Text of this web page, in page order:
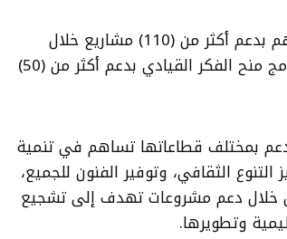
وأضافت أن برنامج منح الأدب والفنون ساهم بدعم أكثر من (110) مشاريع خلال
السنوات الخمس الماضية، بينما ساهم برنامج منح الفكر القيادي بدعم أكثر من (50)
بمختلف قطاعاتها تساهم في تنمية
التنوع الثقافي، وتوفير الفنون للجميع،
من خلال دعم مشروعات تهدف إلى تشجيع
وتطويرها.